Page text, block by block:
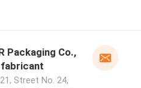
Packaging Co.,
Street No. 24,